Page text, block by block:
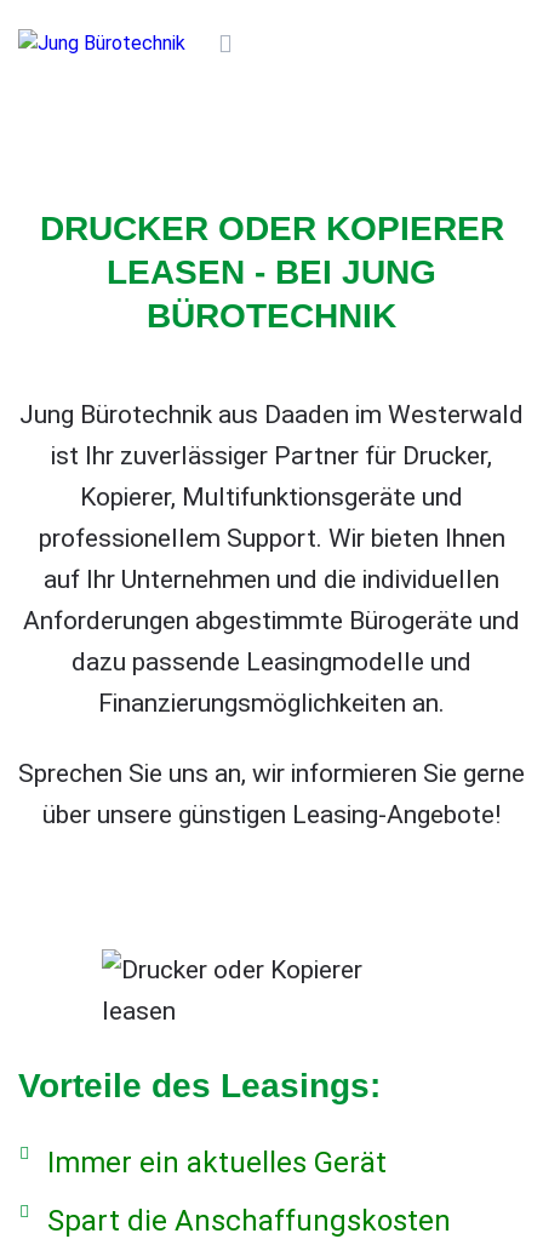
DRUCKER ODER KOPIERER
LEASEN - BEI JUNG
BÜROTECHNIK
Jung Bürotechnik aus Daaden im Westerwald
ist Ihr zuverlässiger Partner für Drucker,
Kopierer, Multifunktionsgeräte und
professionellem Support. Wir bieten Ihnen
auf Ihr Unternehmen und die individuellen
Anforderungen abgestimmte Bürogeräte und
dazu passende Leasingmodelle und
Finanzierungsmöglichkeiten an.
Sprechen Sie uns an, wir informieren Sie gerne
über unsere günstigen Leasing-Angebote!
Vorteile des Leasings:
Immer ein aktuelles Gerät
Spart die Anschaffungskosten